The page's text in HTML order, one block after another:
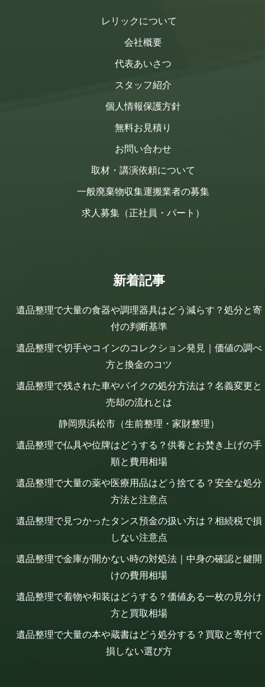
レリックについて
会社概要
代表あいさつ
スタッフ紹介
個人情報保護方針
無料お見積り
お問い合わせ
取材・講演依頼について
一般廃棄物収集運搬業者の募集
求人募集（正社員・パート）
新着記事
遺品整理で大量の食器や調理器具はどう減らす？処分と寄
付の判断基準
遺品整理で切手やコインのコレクション発見｜価値の調べ
方と換金のコツ
遺品整理で残された車やバイクの処分方法は？名義変更と
売却の流れとは
静岡県浜松市（生前整理・家財整理）
遺品整理で仏具や位牌はどうする？供養とお焚き上げの手
順と費用相場
遺品整理で大量の薬や医療用品はどう捨てる？安全な処分
方法と注意点
遺品整理で見つかったタンス預金の扱い方は？相続税で損
しない注意点
遺品整理で金庫が開かない時の対処法｜中身の確認と鍵開
けの費用相場
遺品整理で着物や和装はどうする？価値ある一枚の見分け
方と買取相場
遺品整理で大量の本や蔵書はどう処分する？買取と寄付で
損しない選び方